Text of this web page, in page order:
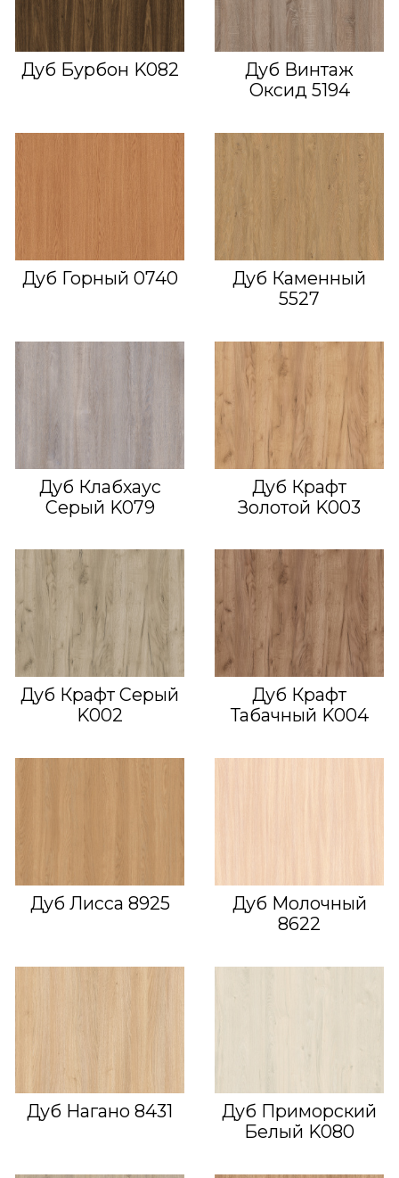
Дуб Бурбон K082
Дуб Винтаж
Оксид 5194
Дуб Горный 0740
Дуб Каменный
5527
Дуб Клабхаус
Серый K079
Дуб Крафт
Золотой K003
Дуб Крафт Серый
K002
Дуб Крафт
Табачный K004
Дуб Лисса 8925
Дуб Молочный
8622
Дуб Нагано 8431
Дуб Приморский
Белый K080